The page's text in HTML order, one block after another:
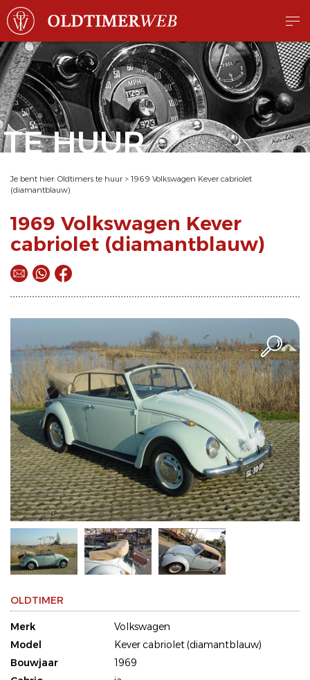
TE HUUR
Je bent hier: Oldtimers te huur > 1969 Volkswagen Kever cabriolet
(diamantblauw)
1969 Volkswagen Kever
cabriolet (diamantblauw)
OLDTIMER
Merk
Volkswagen
Model
Kever cabriolet (diamantblauw)
Bouwjaar
1969